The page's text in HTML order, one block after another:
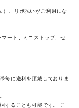
、リボ払いがご利用にな
ート、ミニストップ、セ
毎に送料を頂戴しておりま
することも可能です。 こ